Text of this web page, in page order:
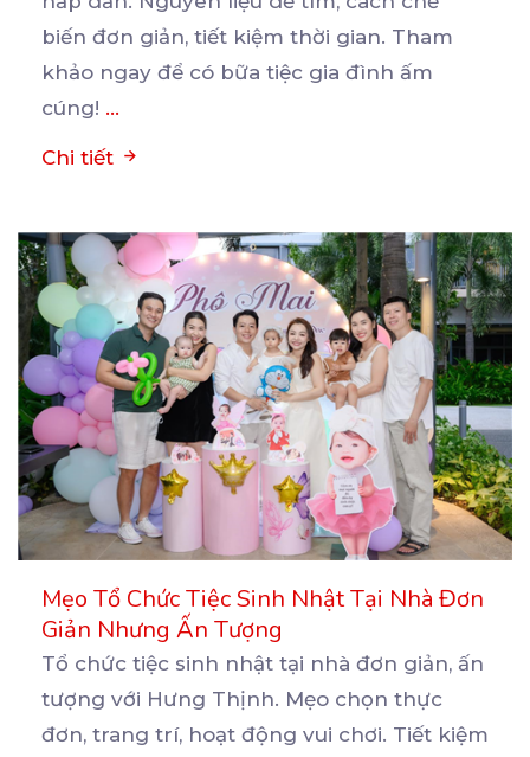
biến đơn giản, tiết kiệm thời gian. Tham
khảo ngay để có bữa tiệc gia đình ấm
cúng! ...
Chi tiết
Mẹo Tổ Chức Tiệc Sinh Nhật Tại Nhà Đơn
Giản Nhưng Ấn Tượng
Tổ chức tiệc sinh nhật tại nhà đơn giản, ấn
tượng với Hưng Thịnh. Mẹo chọn thực
đơn, trang trí, hoạt động vui chơi. Tiết kiệm